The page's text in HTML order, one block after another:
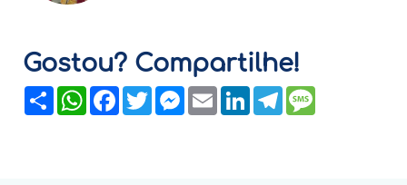
Gostou? Compartilhe!
ShareWhatsAppFacebook
TwitterMessenger
Email LinkedInTelegram